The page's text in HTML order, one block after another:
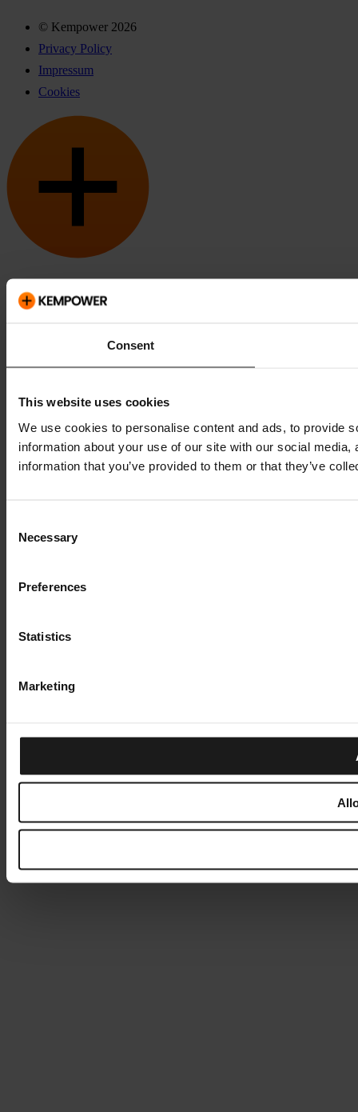
Consent
This website uses cookies
We use cookies to personalise content and ads, to provide
information about your use of our site with our social
information that you’ve provided to them or that they’ve
Selection
Necessary
Preferences
Statistics
Marketing
© Kempower 2026
Privacy Policy
Impressum
Cookies
Kempower und ChargEye sind Marken von Kempower Oyj,
eingetragen in den USA und anderen Ländern und Regionen.